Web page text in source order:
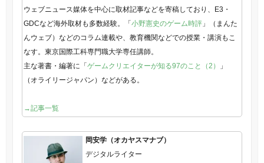
ウェブニュース媒体を中心に取材記事などを寄稿しており、E3・
GDCなど海外取材も多数経験。「小野憲史のゲーム時評」（まんた
んウェブ）などのコラム連載や、教育機関などでの授業・講演もこ
なす。東京国際工科専門職大学専任講師。
主な著書・編著に「ゲームクリエイターが知る97のこと（2）
」
（オライリージャパン）などがある。
→記事一覧
岡安学（オカヤスマナブ）
デジタルライター